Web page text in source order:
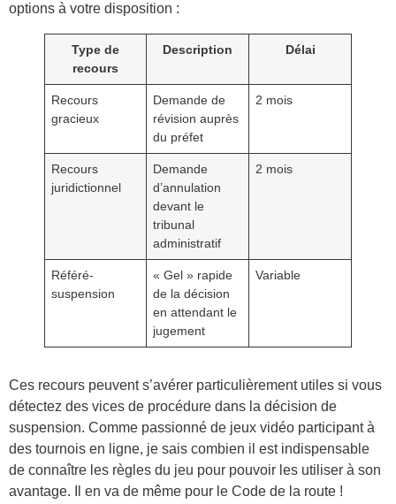
options à votre disposition :
Type de
recours
Description Délai
Recours
gracieux
Demande de
révision auprès
du préfet
2 mois
Recours
juridictionnel
Demande
d’annulation
devant le
tribunal
administratif
2 mois
Référé-
suspension
« Gel » rapide
de la décision
en attendant le
jugement
Variable
Ces recours peuvent s’avérer particulièrement utiles si vous
détectez des vices de procédure dans la décision de
suspension. Comme passionné de jeux vidéo participant à
des tournois en ligne, je sais combien il est indispensable
de connaître les règles du jeu pour pouvoir les utiliser à son
avantage. Il en va de même pour le Code de la route !